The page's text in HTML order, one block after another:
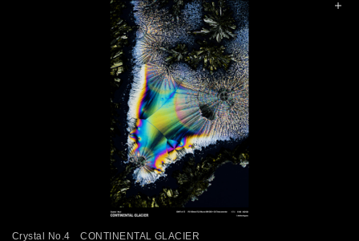
Crystal No.4 CONTINENTAL GLACIER